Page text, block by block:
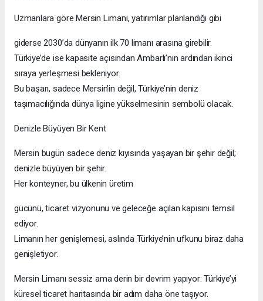
Uzmanlara göre Mersin Limanı, yatırımlar planlandığı gibi
giderse 2030’da dünyanın ilk 70 limanı arasına girebilir.
Türkiye’de ise kapasite açısından Ambarlı’nın ardından ikinci
sıraya yerleşmesi bekleniyor.
Bu başarı, sadece Mersin’in değil, Türkiye’nin deniz
taşımacılığında dünya ligine yükselmesinin sembolü olacak.
Denizle Büyüyen Bir Kent
Mersin bugün sadece deniz kıyısında yaşayan bir şehir değil;
denizle büyüyen bir şehir.
Her konteyner, bu ülkenin üretim
gücünü, ticaret vizyonunu ve geleceğe açılan kapısını temsil
ediyor.
Limanın her genişlemesi, aslında Türkiye’nin ufkunu biraz daha
genişletiyor.
Mersin Limanı sessiz ama derin bir devrim yapıyor: Türkiye’yi
küresel ticaret haritasında bir adım daha öne taşıyor.